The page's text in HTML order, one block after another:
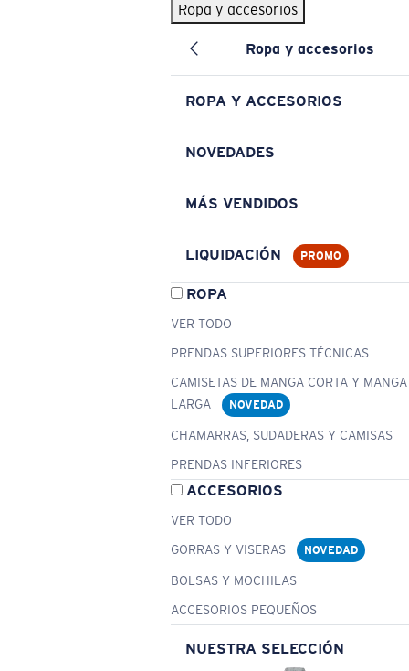
Ropa y accesorios
Ropa y accesorios
ROPA Y ACCESORIOS
NOVEDADES
MÁS VENDIDOS
LIQUIDACIÓN PROMO
ROPA
VER TODO
PRENDAS SUPERIORES TÉCNICAS
CAMISETAS DE MANGA CORTA Y MANGA
LARGA
NOVEDAD
CHAMARRAS, SUDADERAS Y CAMISAS
PRENDAS INFERIORES
ACCESORIOS
VER TODO
GORRAS Y VISERAS
NOVEDAD
BOLSAS Y MOCHILAS
ACCESORIOS PEQUEÑOS
NUESTRA SELECCIÓN